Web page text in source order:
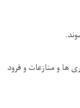
ها و منازعات و فرود